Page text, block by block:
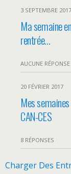
3 SEPTEMBRE 2017
Ma semaine
rentrée…
AUCUNE RÉPONSE
20 FÉVRIER 2017
Mes
CAN-CES
8 RÉPONSES
Charger Des